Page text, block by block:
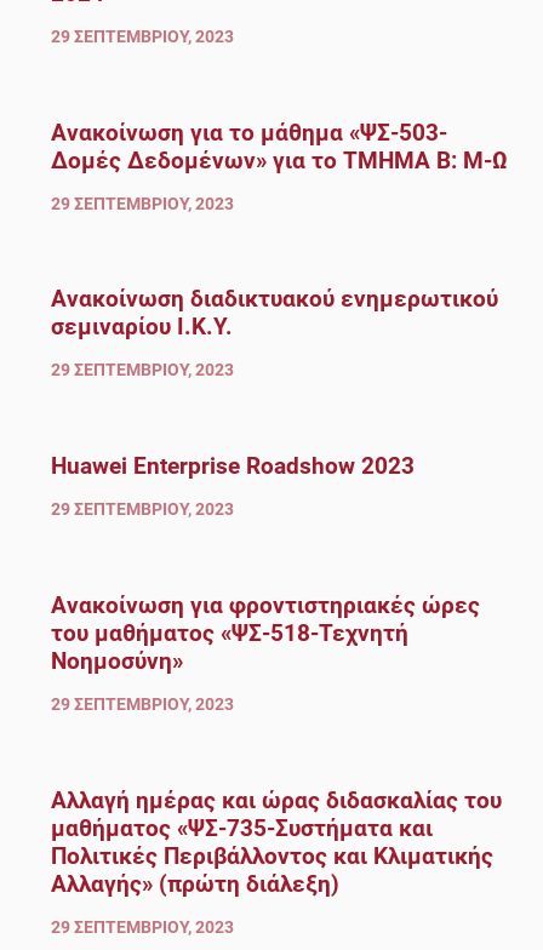
29 ΣΕΠΤΕΜΒΡΊΟΥ, 2023
Ανακοίνωση για το μάθημα «ΨΣ-503-
Δομές Δεδομένων» για το ΤΜΗΜΑ Β: Μ-Ω
29 ΣΕΠΤΕΜΒΡΊΟΥ, 2023
Ανακοίνωση διαδικτυακού ενημερωτικού
σεμιναρίου Ι.Κ.Υ.
29 ΣΕΠΤΕΜΒΡΊΟΥ, 2023
Huawei Enterprise Roadshow 2023
29 ΣΕΠΤΕΜΒΡΊΟΥ, 2023
Ανακοίνωση για φροντιστηριακές ώρες
του μαθήματος «ΨΣ-518-Τεχνητή
Νοημοσύνη»
29 ΣΕΠΤΕΜΒΡΊΟΥ, 2023
Αλλαγή ημέρας και ώρας διδασκαλίας του
μαθήματος «ΨΣ-735-Συστήματα και
Πολιτικές Περιβάλλοντος και Κλιματικής
Αλλαγής» (πρώτη διάλεξη)
29 ΣΕΠΤΕΜΒΡΊΟΥ, 2023